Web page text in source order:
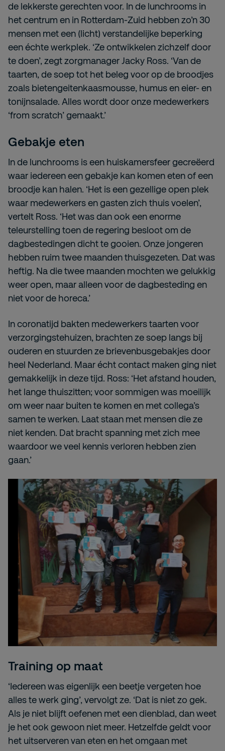
de lekkerste gerechten voor. In de lunchrooms in
het centrum en in Rotterdam-Zuid hebben zo’n 30
mensen met een (licht) verstandelijke beperking
een échte werkplek. ‘Ze ontwikkelen zichzelf door
te doen’, zegt zorgmanager Jacky Ross. ‘Van de
taarten, de soep tot het beleg voor op de broodjes
zoals bietengeitenkaasmousse, humus en eier- en
tonijnsalade. Alles wordt door onze medewerkers
‘from scratch’ gemaakt.’
Gebakje eten
In de lunchrooms is een huiskamersfeer gecreëerd
waar iedereen een gebakje kan komen eten of een
broodje kan halen. ‘Het is een gezellige open plek
waar medewerkers en gasten zich thuis voelen’,
vertelt Ross. ‘Het was dan ook een enorme
teleurstelling toen de regering besloot om de
dagbestedingen dicht te gooien. Onze jongeren
hebben ruim twee maanden thuisgezeten. Dat was
heftig. Na die twee maanden mochten we gelukkig
weer open, maar alleen voor de dagbesteding en
niet voor de horeca.’
In coronatijd bakten medewerkers taarten voor
verzorgingstehuizen, brachten ze soep langs bij
ouderen en stuurden ze brievenbusgebakjes door
heel Nederland. Maar écht contact maken ging niet
gemakkelijk in deze tijd. Ross: ‘Het afstand houden,
het lange thuiszitten; voor sommigen was moeilijk
om weer naar buiten te komen en met collega’s
samen te werken. Laat staan met mensen die ze
niet kenden. Dat bracht spanning met zich mee
waardoor we veel kennis verloren hebben zien
gaan.’
Training op maat
‘Iedereen was eigenlijk een beetje vergeten hoe
alles te werk ging’, vervolgt ze. ‘Dat is niet zo gek.
Als je niet blijft oefenen met een dienblad, dan weet
je het ook gewoon niet meer. Hetzelfde geldt voor
het uitserveren van eten en het omgaan met